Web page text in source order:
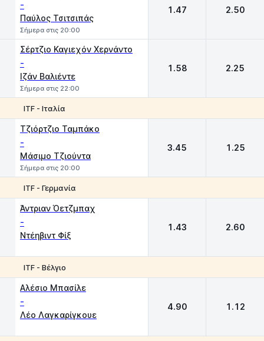
-
Παύλος Τσιτσιπάς
Σήμερα στις 20:00
1.47 2.50
Σέρτζιο Καγιεχόν Χερνάντο
-
Ιζάν Βαλιέντε
Σήμερα στις 22:00
1.58 2.25
ITF - Ιταλία
Τζιόρτζιο Ταμπάκο
-
Μάσιμο Τζιούντα
Σήμερα στις 20:00
3.45 1.25
ITF - Γερμανία
Άντριαν Όετζμπαχ
-
Ντέηβιντ Φίξ
1.43 2.60
ITF - Βέλγιο
Αλέσιο Μπασίλε
-
Λέο Λαγκαρίγκουε
4.90 1.12